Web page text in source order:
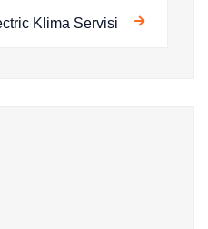
Klima Servisi